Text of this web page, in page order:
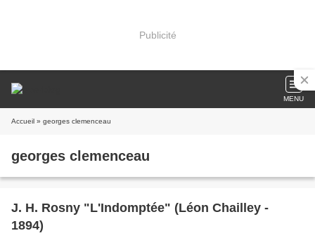
Publicité
MENU
Accueil » georges clemenceau
georges clemenceau
J. H. Rosny "L'Indomptée" (Léon Chailley -
1894)